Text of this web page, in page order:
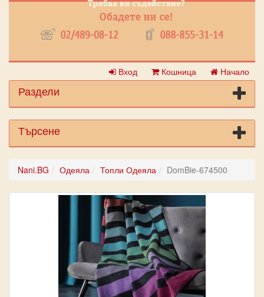
Вход Кошница Начало
Раздели
Търсене
Nani.BG Одеяла Топли Одеяла DomBie-674500